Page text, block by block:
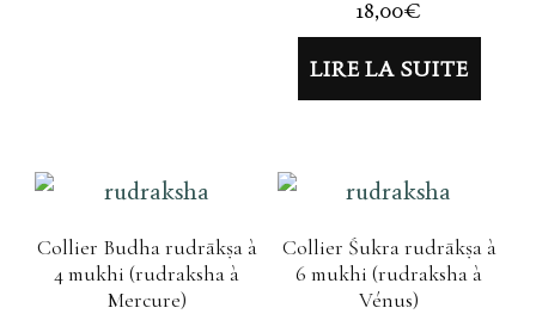
5.00
18,00€
LIRE LA SUITE
Collier Budha rudrākṣa à
4 mukhi (rudraksha à
Mercure)
Collier Śukra rudrākṣa à
6 mukhi (rudraksha à
Vénus)